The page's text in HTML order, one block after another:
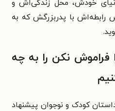
خودش، محل زندگی‌اش و
رابطه‌اش با پدربزرگش که به
فراموش نکن را به چه
کودک و نوجوان پیشنهاد